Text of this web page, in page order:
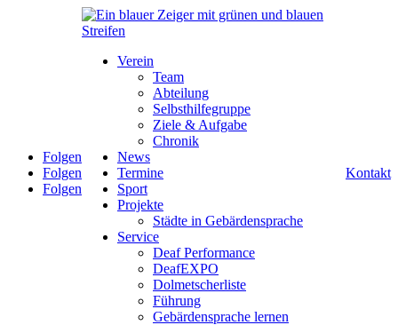
Folgen
Folgen
Folgen
Verein
Team
Abteilung
Selbsthilfegruppe
Ziele & Aufgabe
Chronik
News
Termine
Sport
Projekte
Städte in Gebärdensprache
Service
Deaf Performance
DeafEXPO
Dolmetscherliste
Führung
Gebärdensprache lernen
Kontakt